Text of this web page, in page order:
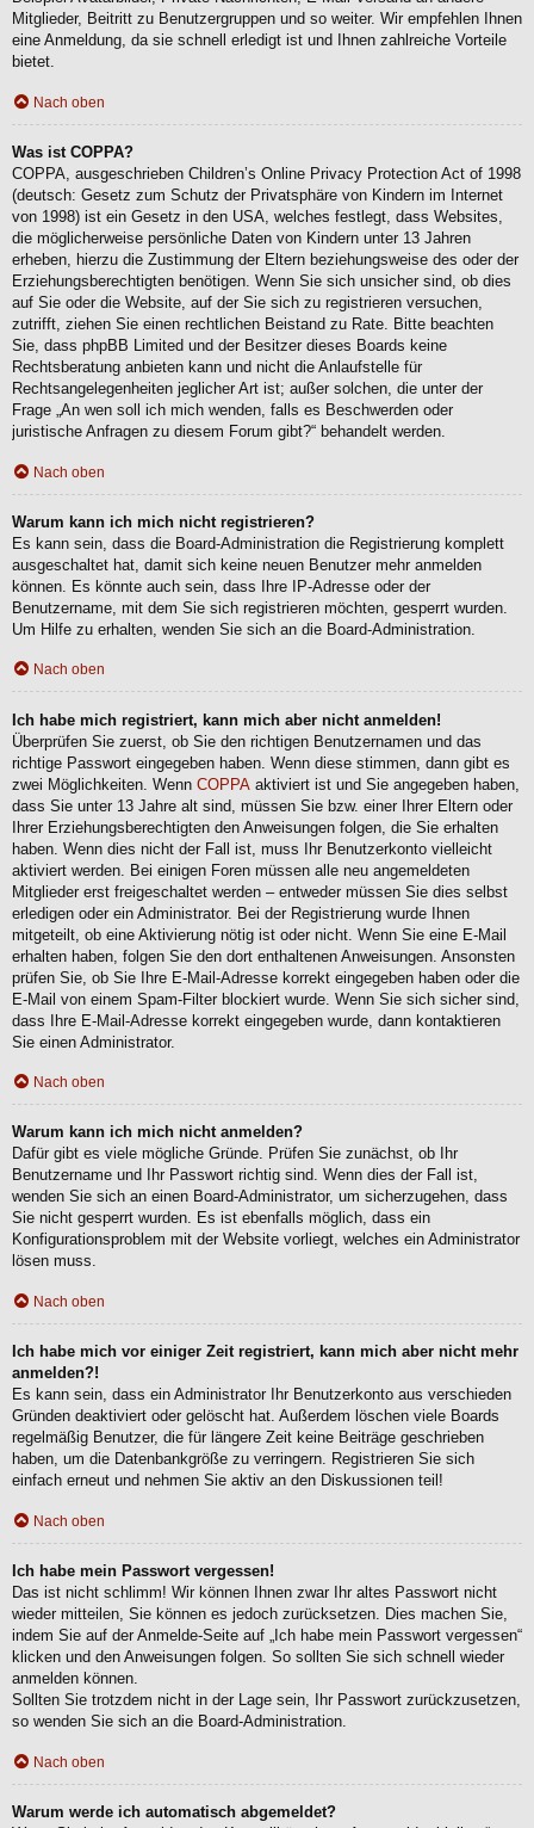
Mitglieder, Beitritt zu Benutzergruppen und so weiter. Wir empfehlen Ihnen
eine Anmeldung, da sie schnell erledigt ist und Ihnen zahlreiche Vorteile
bietet.
Nach oben
Was ist COPPA?
COPPA, ausgeschrieben Children’s Online Privacy Protection Act of 1998
(deutsch: Gesetz zum Schutz der Privatsphäre von Kindern im Internet
von 1998) ist ein Gesetz in den USA, welches festlegt, dass Websites,
die möglicherweise persönliche Daten von Kindern unter 13 Jahren
erheben, hierzu die Zustimmung der Eltern beziehungsweise des oder der
Erziehungsberechtigten benötigen. Wenn Sie sich unsicher sind, ob dies
auf Sie oder die Website, auf der Sie sich zu registrieren versuchen,
zutrifft, ziehen Sie einen rechtlichen Beistand zu Rate. Bitte beachten
Sie, dass phpBB Limited und der Besitzer dieses Boards keine
Rechtsberatung anbieten kann und nicht die Anlaufstelle für
Rechtsangelegenheiten jeglicher Art ist; außer solchen, die unter der
Frage „An wen soll ich mich wenden, falls es Beschwerden oder
juristische Anfragen zu diesem Forum gibt?“ behandelt werden.
Nach oben
Warum kann ich mich nicht registrieren?
Es kann sein, dass die Board-Administration die Registrierung komplett
ausgeschaltet hat, damit sich keine neuen Benutzer mehr anmelden
können. Es könnte auch sein, dass Ihre IP-Adresse oder der
Benutzername, mit dem Sie sich registrieren möchten, gesperrt wurden.
Um Hilfe zu erhalten, wenden Sie sich an die Board-Administration.
Nach oben
Ich habe mich registriert, kann mich aber nicht anmelden!
Überprüfen Sie zuerst, ob Sie den richtigen Benutzernamen und das
richtige Passwort eingegeben haben. Wenn diese stimmen, dann gibt es
zwei Möglichkeiten. Wenn COPPA aktiviert ist und Sie angegeben haben,
dass Sie unter 13 Jahre alt sind, müssen Sie bzw. einer Ihrer Eltern oder
Ihrer Erziehungsberechtigten den Anweisungen folgen, die Sie erhalten
haben. Wenn dies nicht der Fall ist, muss Ihr Benutzerkonto vielleicht
aktiviert werden. Bei einigen Foren müssen alle neu angemeldeten
Mitglieder erst freigeschaltet werden – entweder müssen Sie dies selbst
erledigen oder ein Administrator. Bei der Registrierung wurde Ihnen
mitgeteilt, ob eine Aktivierung nötig ist oder nicht. Wenn Sie eine E-Mail
erhalten haben, folgen Sie den dort enthaltenen Anweisungen. Ansonsten
prüfen Sie, ob Sie Ihre E-Mail-Adresse korrekt eingegeben haben oder die
E-Mail von einem Spam-Filter blockiert wurde. Wenn Sie sich sicher sind,
dass Ihre E-Mail-Adresse korrekt eingegeben wurde, dann kontaktieren
Sie einen Administrator.
Nach oben
Warum kann ich mich nicht anmelden?
Dafür gibt es viele mögliche Gründe. Prüfen Sie zunächst, ob Ihr
Benutzername und Ihr Passwort richtig sind. Wenn dies der Fall ist,
wenden Sie sich an einen Board-Administrator, um sicherzugehen, dass
Sie nicht gesperrt wurden. Es ist ebenfalls möglich, dass ein
Konfigurationsproblem mit der Website vorliegt, welches ein Administrator
lösen muss.
Nach oben
Ich habe mich vor einiger Zeit registriert, kann mich aber nicht mehr
anmelden?!
Es kann sein, dass ein Administrator Ihr Benutzerkonto aus verschieden
Gründen deaktiviert oder gelöscht hat. Außerdem löschen viele Boards
regelmäßig Benutzer, die für längere Zeit keine Beiträge geschrieben
haben, um die Datenbankgröße zu verringern. Registrieren Sie sich
einfach erneut und nehmen Sie aktiv an den Diskussionen teil!
Nach oben
Ich habe mein Passwort vergessen!
Das ist nicht schlimm! Wir können Ihnen zwar Ihr altes Passwort nicht
wieder mitteilen, Sie können es jedoch zurücksetzen. Dies machen Sie,
indem Sie auf der Anmelde-Seite auf „Ich habe mein Passwort vergessen“
klicken und den Anweisungen folgen. So sollten Sie sich schnell wieder
anmelden können.
Sollten Sie trotzdem nicht in der Lage sein, Ihr Passwort zurückzusetzen,
so wenden Sie sich an die Board-Administration.
Nach oben
Warum werde ich automatisch abgemeldet?